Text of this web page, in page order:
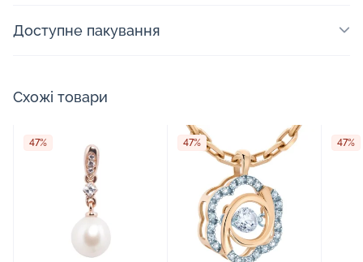
Доступне пакування
Схожі товари
47% 47% 47%